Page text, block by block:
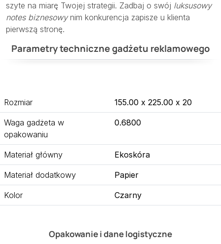
szyte na miarę Twojej strategii. Zadbaj o swój luksusowy
notes biznesowynim konkurencja zapisze u klienta
pierwszą stronę.
Parametry techniczne gadżetu reklamowego
Rozmiar 155.00 x 225.00 x 20
Waga gadżeta w
opakowaniu
0.6800
Materiał główny Ekoskóra
Materiał dodatkowy Papier
Kolor Czarny
Opakowanie i dane logistyczne